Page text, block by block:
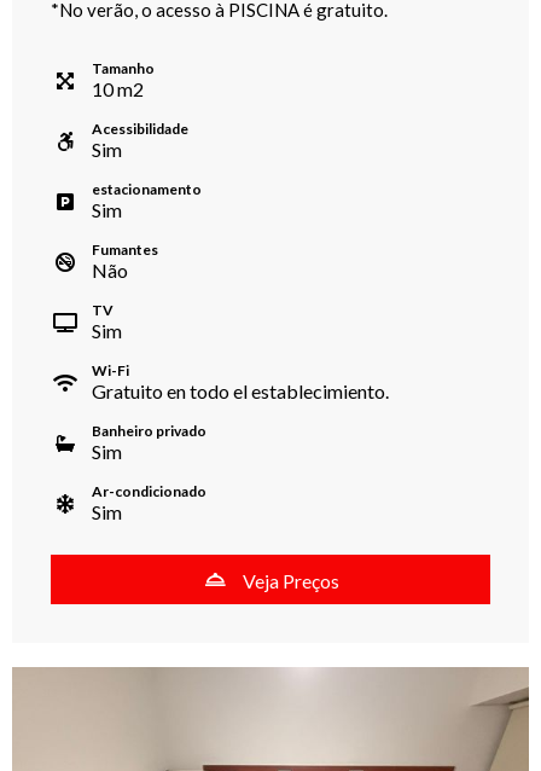
*No verão, o acesso à PISCINA é gratuito.
Tamanho
10m2
Acessibilidade
Sim
estacionamento
Sim
Fumantes
Não
TV
Sim
Wi-Fi
Gratuito en todo el establecimiento.
Banheiro privado
Sim
Ar-condicionado
Sim
Veja Preços